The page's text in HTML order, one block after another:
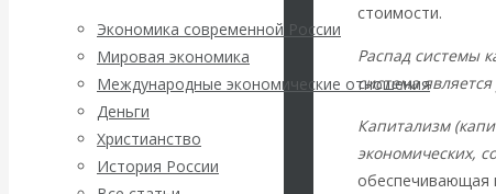
Экономика современной России
Мировая экономика
Международные экономические отношения
Деньги
Христианство
История России
финансовых
рынках?
Минфины хотят
стоимости.
Распад системы
система
Капитализм
экономических,
обеспечивающая